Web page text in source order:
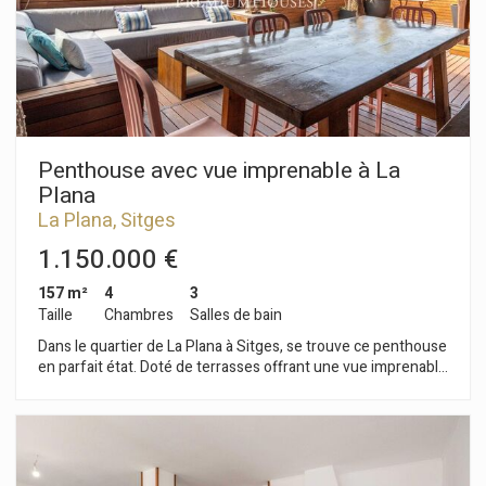
essentiels et du centre-ville. Ce quartier est réputé pour son
calme et son ambiance familiale, et ce, tout au long de
l'année.
Penthouse avec vue imprenable à La
Plana
La Plana, Sitges
1.150.000 €
157 m²
Taille
4
Chambres
3
Salles de bain
Dans le quartier de La Plana à Sitges, se trouve ce penthouse
en parfait état. Doté de terrasses offrant une vue imprenable,
tous deux donnant sur une terrasse offrant une vue dégagée